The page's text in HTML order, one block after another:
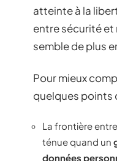
atteinte à la
entre sécurité et
semble de plus
Pour mieux
quelques points
La frontière entre
ténue quand un
données